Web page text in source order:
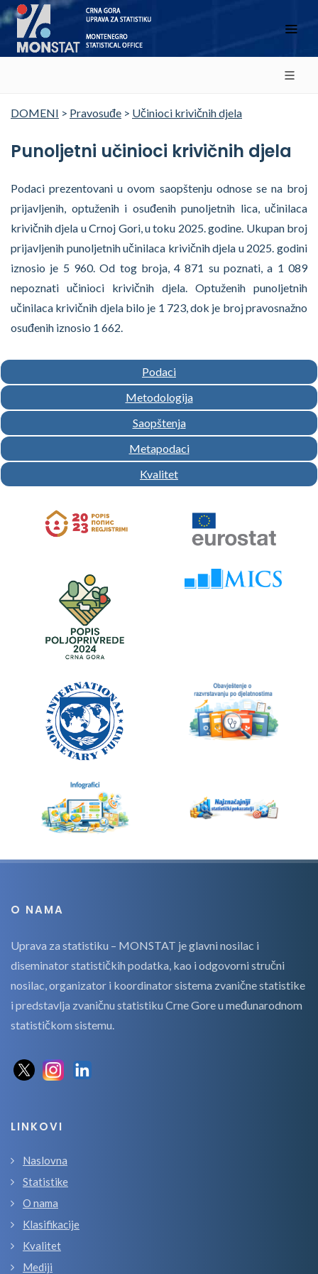
DOMENI > Pravosuđe > Učinioci krivičnih djela
Punoljetni učinioci krivičnih djela
Podaci prezentovani u ovom saopštenju odnose se na broj
prijavljenih, optuženih i osuđenih punoljetnih lica, učinilaca
krivičnih djela u Crnoj Gori, u toku 2025. godine. Ukupan broj
prijavljenih punoljetnih učinilaca krivičnih djela u 2025. godini
iznosio je 5 960. Od tog broja, 4 871 su poznati, a 1 089
nepoznati učinioci krivičnih djela. Optuženih punoljetnih
učinilaca krivičnih djela bilo je 1 723, dok je broj pravosnažno
osuđenih iznosio 1 662.
Podaci
Metodologija
Saopštenja
Metapodaci
Kvalitet
O NAMA
Uprava za statistiku – MONSTAT je glavni nosilac i
diseminator statističkih podatka, kao i odgovorni stručni
nosilac, organizator i koordinator sistema zvanične statistike
i predstavlja zvaničnu statistiku Crne Gore u međunarodnom
statističkom sistemu.
LINKOVI
Naslovna
Statistike
O nama
Klasifikacije
Kvalitet
Mediji